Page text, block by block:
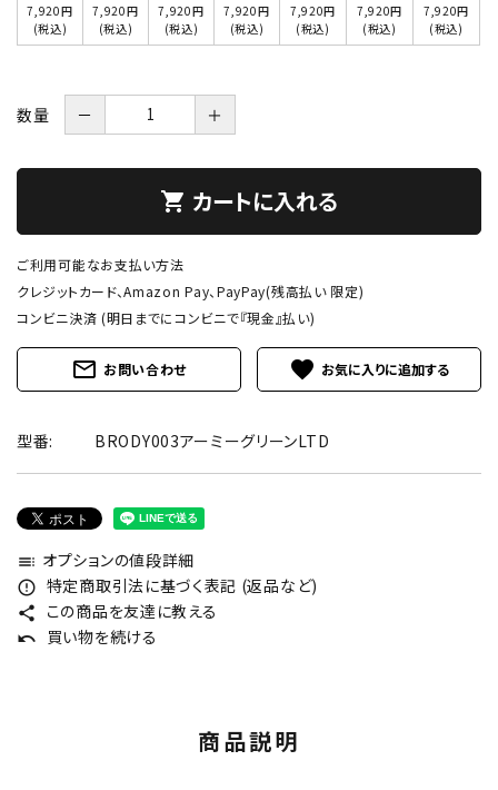
7,920円
(税込)
7,920円
(税込)
7,920円
(税込)
7,920円
(税込)
7,920円
(税込)
7,920円
(税込)
7,920円
(税込)
数量 － ＋
shopping_cart カートに入れる
ご利用可能なお支払い方法
クレジットカード、Amazon Pay、PayPay(残高払い 限定)
コンビニ決済 (明日までにコンビニで『現金』払い)
mail_outline お問い合わせ favorite
型番: BRODY003アーミーグリーンLTD
toc オプションの値段詳細
error_outline 特定商取引法に基づく表記 (返品など)
share この商品を友達に教える
undo 買い物を続ける
商品説明